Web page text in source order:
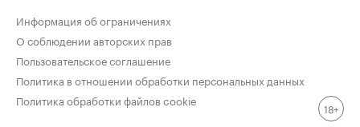
Информация об ограничениях
О соблюдении авторских прав
Пользовательское соглашение
Политика в отношении обработки персональных данных
Политика обработки файлов cookie
18+